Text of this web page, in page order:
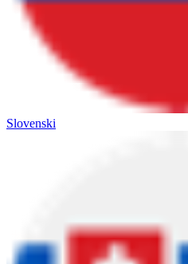
Slovenski